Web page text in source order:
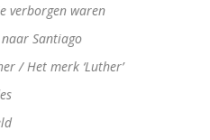
verborgen waren
Santiago
/ Het merk ‘Luther’